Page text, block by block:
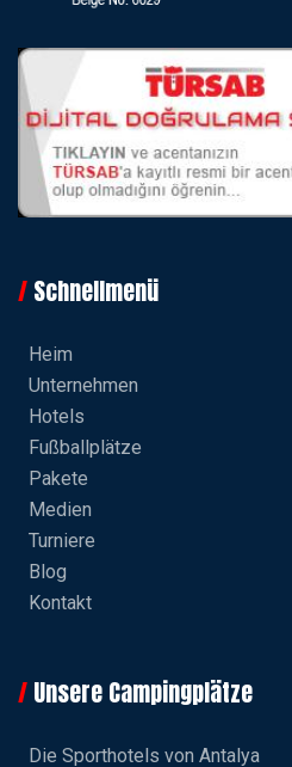
Schnellmenü
Heim
Unternehmen
Hotels
Fußballplätze
Pakete
Medien
Turniere
Blog
Kontakt
Unsere Campingplätze
Die Sporthotels von Antalya